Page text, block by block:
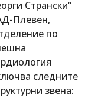
Странски“
Плевен,
по
следните
звена: